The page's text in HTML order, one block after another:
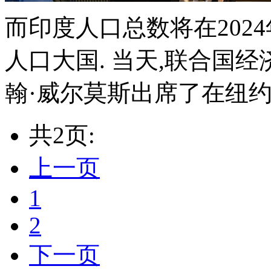
而印度人口总数将在
人口大国. 当天,联合国
翰·威尔莫斯出席了在纽
共2页:
上一页
1
2
下一页